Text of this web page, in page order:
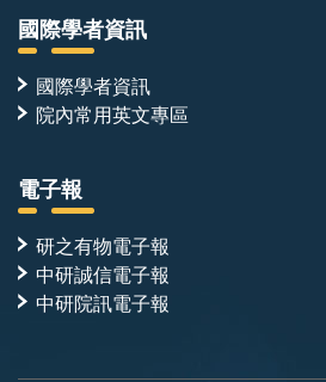
國際學者資訊
國際學者資訊
院內常用英文專區
電子報
研之有物電子報
中研誠信電子報
中研院訊電子報